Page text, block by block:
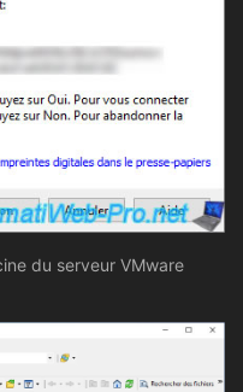
du serveur VMware